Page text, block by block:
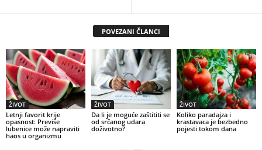
POVEZANI ČLANCI
ŽIVOT
Letnji favorit krije
opasnost: Previše
lubenice može napraviti
haos u organizmu
ŽIVOT
Da li je moguće zaštititi se
od srčanog udara
doživotno?
ŽIVOT
Koliko paradajza i
krastavaca je bezbedno
pojesti tokom dana